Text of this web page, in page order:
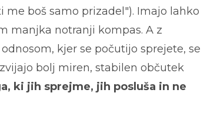
boš samo prizadel"). Imajo lahko
manjka notranji kompas. A z
kjer se počutijo sprejete, se
bolj miren, stabilen občutek
ki jih sprejme, jih posluša in ne